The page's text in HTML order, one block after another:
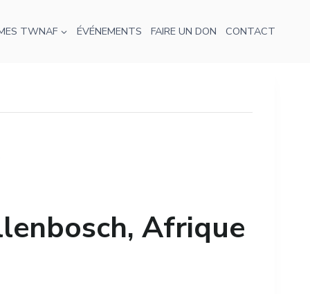
TWNAF ÉVÉNEMENTS FAIRE UN DON CONTACT
Afrique